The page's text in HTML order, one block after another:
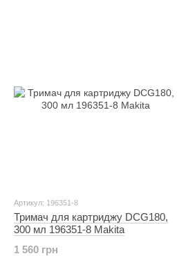
Артикул: 196351-8
Тримач для картриджу DCG180,
300 мл 196351-8 Makita
1 560 грн